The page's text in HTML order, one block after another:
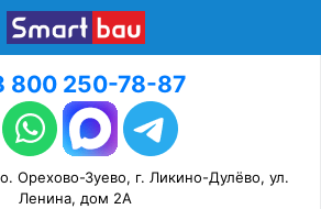
800 250-78-87
Орехово-Зуево, г. Ликино-Дулёво, ул.
Ленина, дом 2А